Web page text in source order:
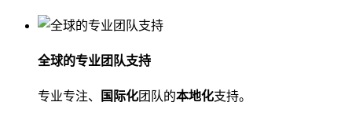
全球的专业团队支持
专业专注、 国际化团队的本地化支持。